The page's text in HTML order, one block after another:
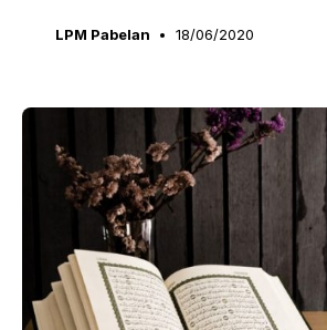
LPM Pabelan 18/06/2020